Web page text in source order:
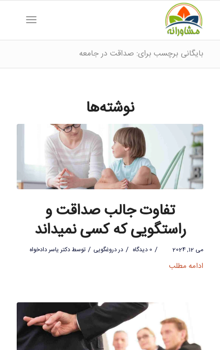
بایگانی برچسب برای: صداقت در جامعه
نوشته‌ها
تفاوت جالب صداقت و
راستگویی که کسی نمیداند
می 12, 2024 / 0 دیدگاه / دردروغگویی / توسطدکتر یاسر دادخواه
ادامه مطلب